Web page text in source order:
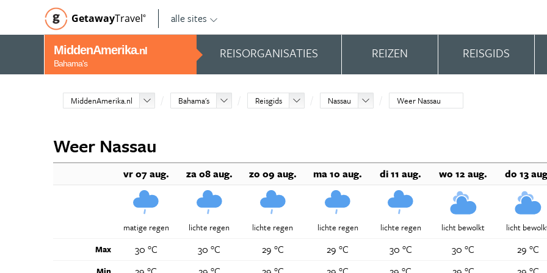
GetawayTravel© alle sites
MiddenAmerika.nl
Bahama's
REISORGANISATIES REIZEN REISGIDS
MiddenAmerika.nl Bahama's Reisgids Nassau Weer Nassau
Weer Nassau
vr 07 aug. za 08 aug. zo 09 aug. ma 10 aug. di 11 aug. wo 12 aug. do 13
matige regen lichte regen lichte regen lichte regen lichte regen licht bewolkt
licht
Max
30 °C 30 °C 29 °C 29 °C 30 °C 30 °C 29 °C